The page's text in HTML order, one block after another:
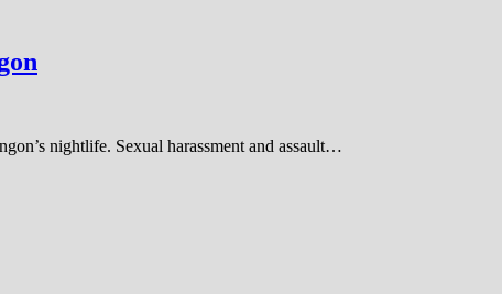
nightlife. Sexual harassment and assault…